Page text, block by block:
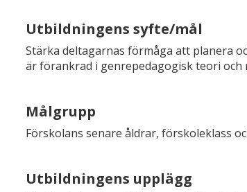
Utbildningens syfte/mål
Stärka deltagarnas förmåga att planera
är förankrad i genrepedagogisk teori och
Målgrupp
Förskolans senare åldrar, förskoleklass
Utbildningens upplägg